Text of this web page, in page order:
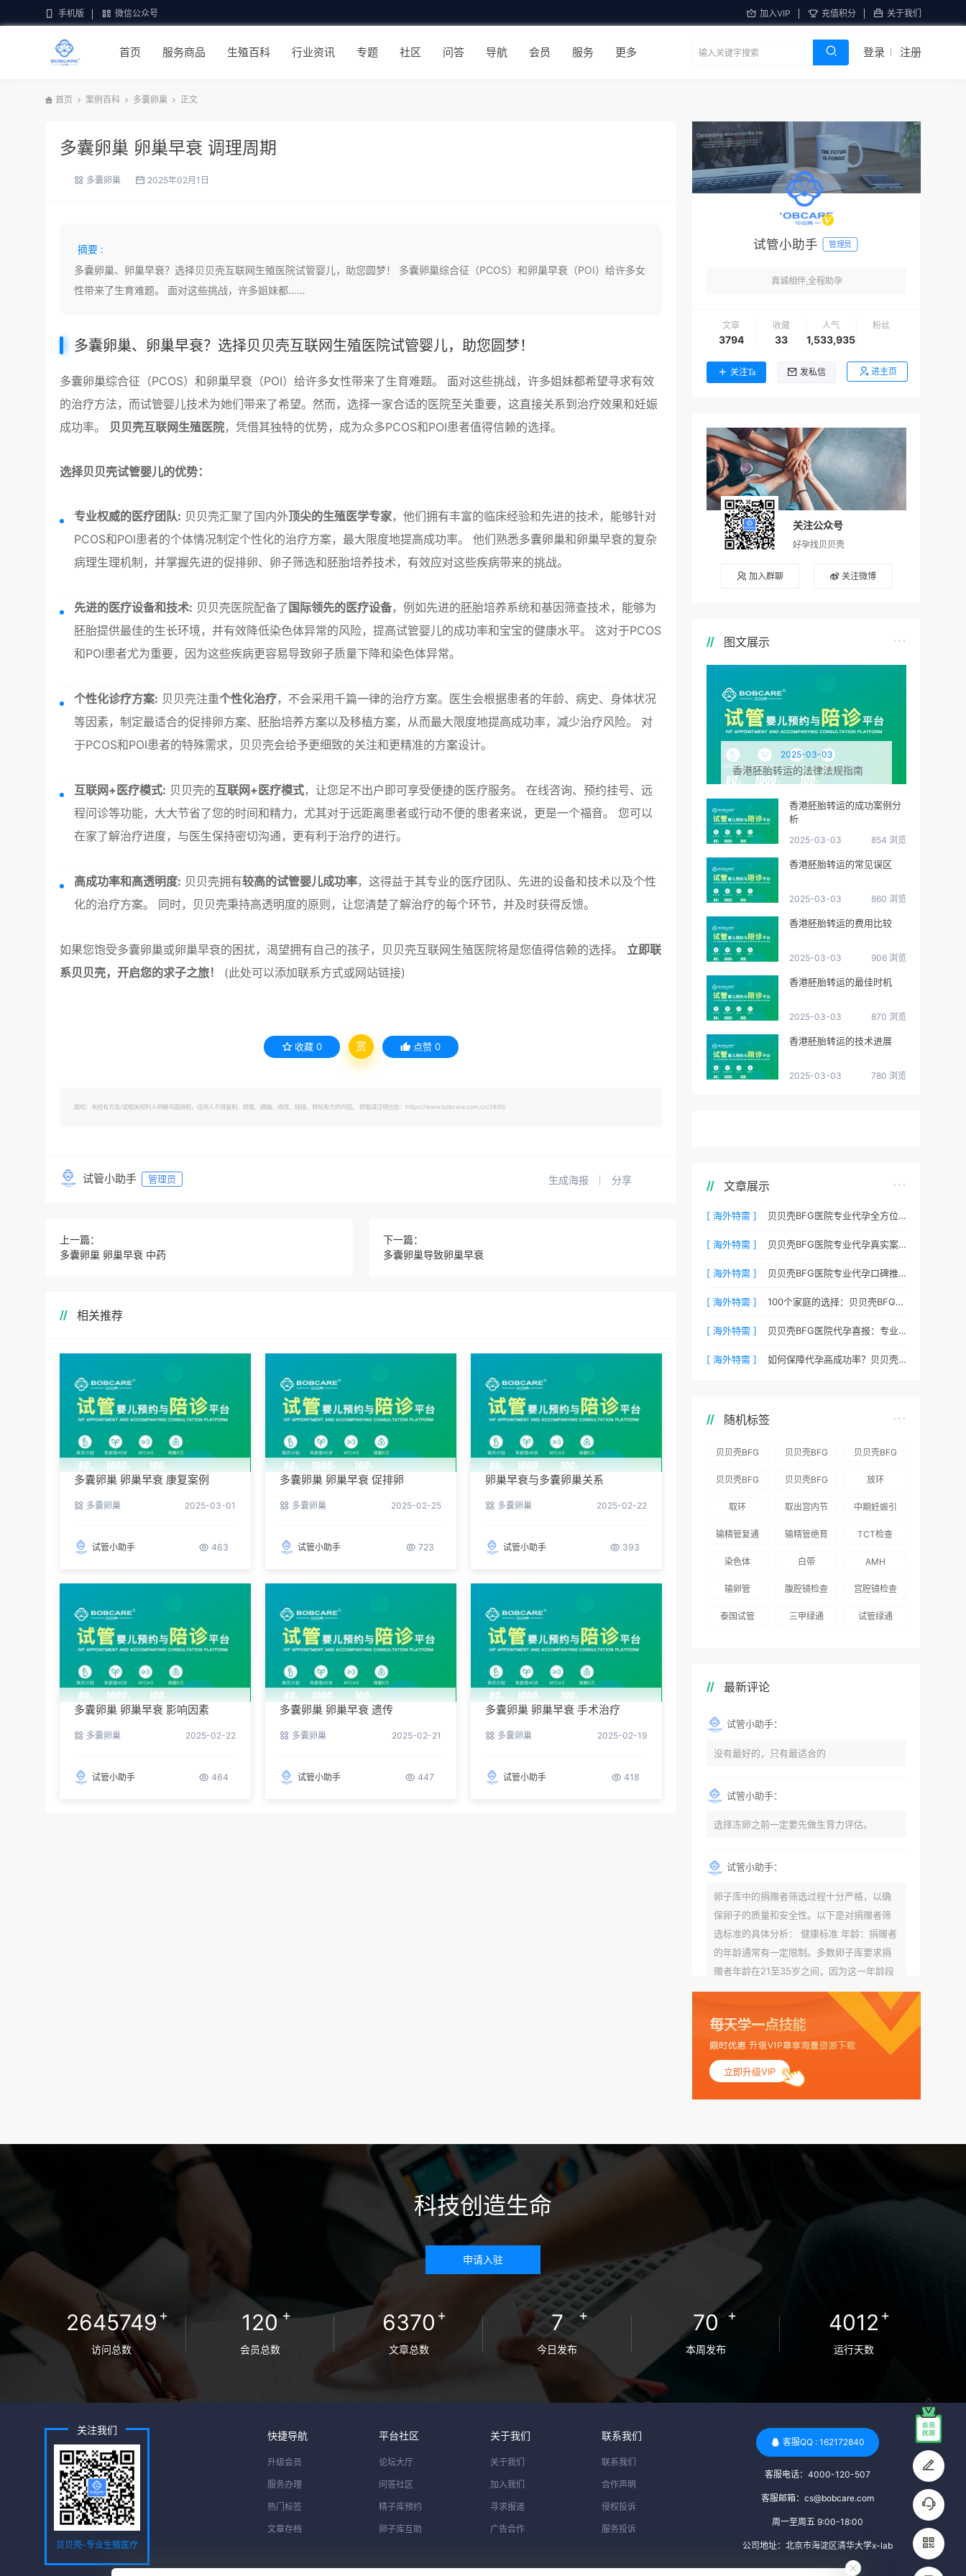
手机版 微信公众号 加入VIP 充值积分 关于我们
首页 服务商品 生殖百科 行业资讯 专题 社区 问答 导航 会员 服务 更多 登录 注册
首页 案例百科 多囊卵巢 正文
多囊卵巢 卵巢早衰 调理周期
多囊卵巢 2025年02月1日
摘要 :
多囊卵巢、卵巢早衰？选择贝贝壳互联网生殖医院试管婴儿，助您圆梦！ 多囊卵巢综合征（PCOS）和卵巢早衰（POI）给许多女
性带来了生育难题。 面对这些挑战，许多姐妹都……
多囊卵巢、卵巢早衰？选择贝贝壳互联网生殖医院试管婴儿，助您圆梦！
多囊卵巢综合征（PCOS）和卵巢早衰（POI）给许多女性带来了生育难题。 面对这些挑战，许多姐妹都希望寻求有效
的治疗方法，而试管婴儿技术为她们带来了希望。然而，选择一家合适的医院至关重要，这直接关系到治疗效果和妊娠
成功率。 贝贝壳互联网生殖医院，凭借其独特的优势，成为众多PCOS和POI患者值得信赖的选择。
选择贝贝壳试管婴儿的优势：
专业权威的医疗团队: 贝贝壳汇聚了国内外顶尖的生殖医学专家，他们拥有丰富的临床经验和先进的技术，能够针对
PCOS和POI患者的个体情况制定个性化的治疗方案，最大限度地提高成功率。 他们熟悉多囊卵巢和卵巢早衰的复杂
病理生理机制，并掌握先进的促排卵、卵子筛选和胚胎培养技术，有效应对这些疾病带来的挑战。
先进的医疗设备和技术: 贝贝壳医院配备了 国际领先的医疗设备，例如先进的胚胎培养系统和基因筛查技术，能够为
胚胎提供最佳的生长环境，并有效降低染色体异常的风险，提高试管婴儿的成功率和宝宝的健康水平。 这对于PCOS
和POI患者尤为重要，因为这些疾病更容易导致卵子质量下降和染色体异常。
个性化诊疗方案: 贝贝壳注重个性化治疗，不会采用千篇一律的治疗方案。医生会根据患者的年龄、病史、身体状况
等因素，制定最适合的促排卵方案、胚胎培养方案以及移植方案，从而最大限度地提高成功率，减少治疗风险。 对
于PCOS和POI患者的特殊需求，贝贝壳会给予更细致的关注和更精准的方案设计。
互联网+医疗模式: 贝贝壳的互联网+医疗模式，让您足不出户即可享受便捷的医疗服务。 在线咨询、预约挂号、远
程问诊等功能，大大节省了您的时间和精力，尤其对于远距离患者或行动不便的患者来说，更是一个福音。 您可以
在家了解治疗进度，与医生保持密切沟通，更有利于治疗的进行。
高成功率和高透明度: 贝贝壳拥有较高的试管婴儿成功率，这得益于其专业的医疗团队、先进的设备和技术以及个性
化的治疗方案。 同时，贝贝壳秉持高透明度的原则，让您清楚了解治疗的每个环节，并及时获得反馈。
如果您饱受多囊卵巢或卵巢早衰的困扰，渴望拥有自己的孩子，贝贝壳互联网生殖医院将是您值得信赖的选择。 立即联
系贝贝壳，开启您的求子之旅！
(此处可以添加联系方式或网站链接)
收藏 0 赏 点赞 0
版权：未经有方及/或相关权利人明确书面授权，任何人不得复制、转载、摘编、修改、链接、转帖有方的内容。 转载请注明出处：https://www.bobcare.com.cn/2830/
试管小助手 管理员 生成海报 分享
上一篇：
多囊卵巢 卵巢早衰 中药
下一篇：
多囊卵巢导致卵巢早衰
相关推荐
多囊卵巢 卵巢早衰 康复案例
多囊卵巢 2025-03-01
试管小助手 463
多囊卵巢 卵巢早衰 促排卵
多囊卵巢 2025-02-25
试管小助手 723
卵巢早衰与多囊卵巢关系
多囊卵巢 2025-02-22
试管小助手 393
多囊卵巢 卵巢早衰 影响因素
多囊卵巢 2025-02-22
试管小助手 464
多囊卵巢 卵巢早衰 遗传
多囊卵巢 2025-02-21
试管小助手 447
多囊卵巢 卵巢早衰 手术治疗
多囊卵巢 2025-02-19
试管小助手 418
试管小助手 管理员
真诚相伴,全程助孕
文章
3794
收藏
33
人气
1,533,935
粉丝
关注Ta 发私信 进主页
关注公众号
好孕找贝贝壳
加入群聊 关注微博
图文展示
2025-03-03
香港胚胎转运的法律法规指南
香港胚胎转运的成功案例分
析
2025-03-03 854 浏览
香港胚胎转运的常见误区
2025-03-03 860 浏览
香港胚胎转运的费用比较
2025-03-03 906 浏览
香港胚胎转运的最佳时机
2025-03-03 870 浏览
香港胚胎转运的技术进展
2025-03-03 780 浏览
文章展示
[ 海外特需 ] 贝贝壳BFG医院专业代孕全方位质控，科学管理生育每一步
[ 海外特需 ] 贝贝壳BFG医院专业代孕真实案例：他们是如何在这里圆梦的
[ 海外特需 ] 贝贝壳BFG医院专业代孕口碑推荐：听听老客户的真实评价
[ 海外特需 ] 100个家庭的选择：贝贝壳BFG医院专业代孕成功案例分享
[ 海外特需 ] 贝贝壳BFG医院代孕喜报：专业代孕让生命延续更简单
[ 海外特需 ] 如何保障代孕高成功率？贝贝壳BFG医院专业代孕方案解析
随机标签
贝贝壳BFG
坦就诊患者
贝贝壳BFG
96.3%，“医
得分最高
贝贝壳BFG
划”：抱娃
贝贝壳BFG
资源库志愿
贝贝壳BFG
海外辅助生
放环
取环
取出宫内节
中期妊娠引
输精管复通
输精管绝育
TCT检查
染色体 白带 AMH
输卵管 腹腔镜检查 宫腔镜检查
泰国试管 三甲绿通 试管绿通
最新评论
试管小助手：
没有最好的，只有最适合的
试管小助手：
选择冻卵之前一定要先做生育力评估。
试管小助手：
卵子库中的捐赠者筛选过程十分严格，以确
保卵子的质量和安全性。以下是对捐赠者筛
选标准的具体分析： 健康标准 年龄：捐赠者
的年龄通常有一定限制。多数卵子库要求捐
赠者年龄在21至35岁之间，因为这一年龄段
女性的卵子质量相对较高。不过，不同卵子
库的具体年龄要求可能有所不同。 身体质量
指数（BMI）：捐赠者的BMI通常需要在正常
范围内，以确保其身体健康状况良好。过高
的BMI可能与多种健康问题相关联，包括不孕
症和妊娠并发症。 生殖健康：捐赠者需要有
规律的月经期，无生殖障碍或异常问题。此
赠者及其家庭成员需要无严重的遗传病史、
传染病检查：捐赠者需要进行全面的传染病
检查，包括乙肝、丙肝、HIV、梅毒等。这些
检查旨在确保捐赠者未携带任何可传染给受
卵者的病原体。 药物与生活习惯：捐赠者需
要是非尼古丁使用者、非吸烟者、非吸毒
者，并且未使用可能影响卵子质量的药物，
如某些精神药物和避孕植入物。 学历与心理
标准 学历要求：部分卵子库对捐赠者的学历
为捐赠者，但这并不是绝对的筛选条件。 心
估，以确定其对捐赠过程的态度、理解可能
遇到的问题以及未来与受卵者的关系。这有
助于确保捐赠者在捐赠过程中保持积极的心
态，并理解其捐赠行为的意义。 其他标准 责
尊重预约和时间表。这有助于确保捐赠周期
的顺利进行，并保障受卵者的权益。 面试与
立即升级VIP
科技创造生命
申请入驻
2645749 +
访问总数
120+
会员总数
6370 +
文章总数
7 +
今日发布
70 +
本周发布
4012 +
运行天数
关注我们
贝贝壳-专业生殖医疗
服务
快捷导航
升级会员
服务办理
热门标签
文章存档
平台社区
论坛大厅
问答社区
精子库预约
卵子库互助
关于我们
关于我们
加入我们
寻求报道
广告合作
联系我们
联系我们
合作声明
侵权投诉
服务投诉
客服QQ : 162172840
客服电话：4000-120-507
客服邮箱：cs@bobcare.com
周一至周五 9:00-18:00
公司地址：北京市海淀区清华大学x-lab